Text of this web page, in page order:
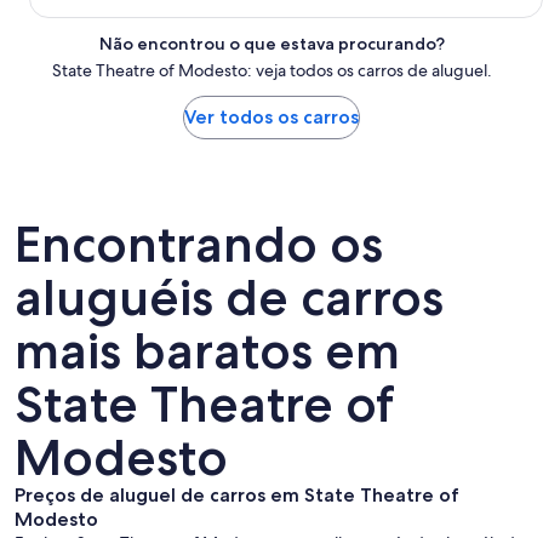
Não encontrou o que estava procurando?
State Theatre of Modesto: veja todos os carros de aluguel.
Ver todos os carros
Encontrando os
aluguéis de carros
mais baratos em
State Theatre of
Modesto
Preços de aluguel de carros em State Theatre of
Modesto